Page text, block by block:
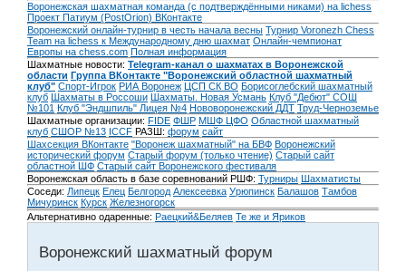
Воронежская шахматная команда (с подтверждёнными никами) на lichess
Проект Патиум (PostOrion) ВКонтакте
Воронежский онлайн-турнир в честь начала весны Турнир Voronezh Chess
Team на lichess к Международному дню шахмат Онлайн-чемпионат
Европы на chess.com Полная информация
Шахматные новости: Telegram-канал о шахматах в Воронежской
области Группа ВКонтакте "Воронежский областной шахматный
клуб" Спорт-Игрок РИА Воронеж ЦСП СК ВО Борисоглебский шахматный
клуб Шахматы в Россоши Шахматы. Новая Усмань Клуб "Дебют" СОШ
№101 Клуб "Эндшпиль" Лицея №4 Нововоронежский ДДТ Труд-Черноземье
Шахматные организации: FIDE ФШР МШФ ЦФО Областной шахматный
клуб СШОР №13 ICCF РАЗШ: форум сайт
Шахсекция ВКонтакте "Воронеж шахматный" на БВФ Воронежский
исторический форум Cтарый форум (только чтение) Старый сайт
областной ШФ Старый сайт Воронежского фестиваля
Воронежская область в базе соревнований РШФ: Турниры Шахматисты
Соседи: Липецк Елец Белгород Алексеевка Урюпинск Балашов Тамбов
Мичуринск Курск Железногорск
Альтернативно одаренные: Раецкий&Беляев Те же и Яриков
Воронежский шахматный форум